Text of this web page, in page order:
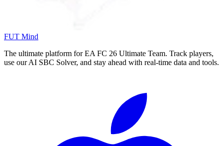
FUT Mind
The ultimate platform for EA FC 26 Ultimate Team. Track players,
use our AI SBC Solver, and stay ahead with real-time data and tools.